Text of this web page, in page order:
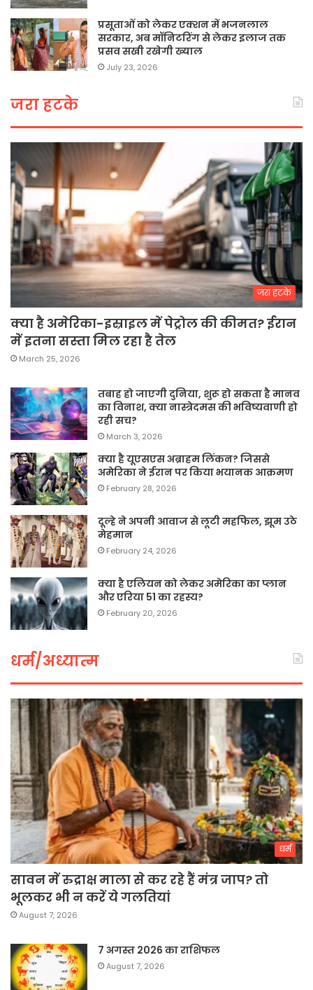
प्रसूताओं को लेकर एक्शन में भजनलाल
सरकार, अब मॉनिटरिंग से लेकर इलाज तक
प्रसव सखी रखेगी ख्याल
July 23, 2026
जरा हटके
जरा हटके
क्या है अमेरिका-इस्राइल में पेट्रोल की कीमत? ईरान
में इतना सस्ता मिल रहा है तेल
March 25, 2026
तबाह हो जाएगी दुनिया, शुरू हो सकता है मानव
का विनाश, क्या नास्त्रेदमस की भविष्यवाणी हो
रही सच?
March 3, 2026
क्या है यूएसएस अब्राहम लिंकन? जिससे
अमेरिका ने ईरान पर किया भयानक आक्रमण
February 28, 2026
दूल्हे ने अपनी आवाज से लूटी महफिल, झूम उठे
मेहमान
February 24, 2026
क्या है एलियन को लेकर अमेरिका का प्लान
और एरिया 51 का रहस्य?
February 20, 2026
धर्म/अध्यात्म
धर्म
सावन में रुद्राक्ष माला से कर रहे हैं मंत्र जाप? तो
भूलकर भी न करें ये गलतियां
August 7, 2026
7 अगस्त 2026 का राशिफल
August 7, 2026